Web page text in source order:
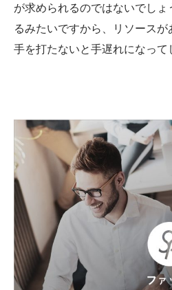
が求められるのではないでし
るみたいですから、リソース
手を打たないと手遅れになって